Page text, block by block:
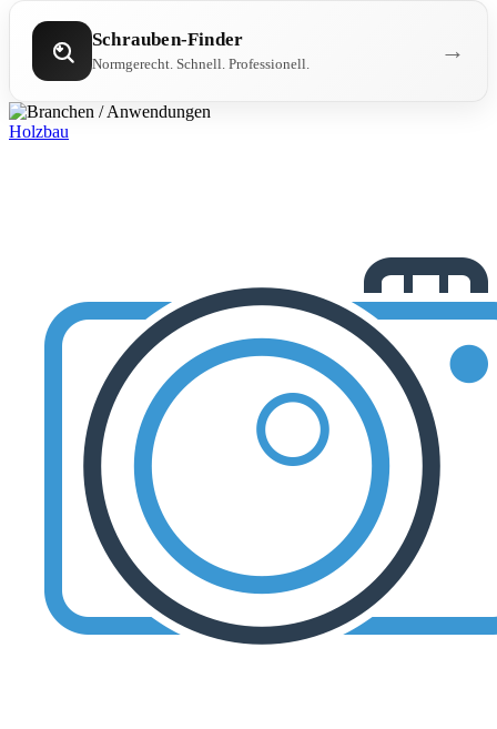
Schrauben-Finder
Normgerecht. Schnell. Professionell. →
Holzbau